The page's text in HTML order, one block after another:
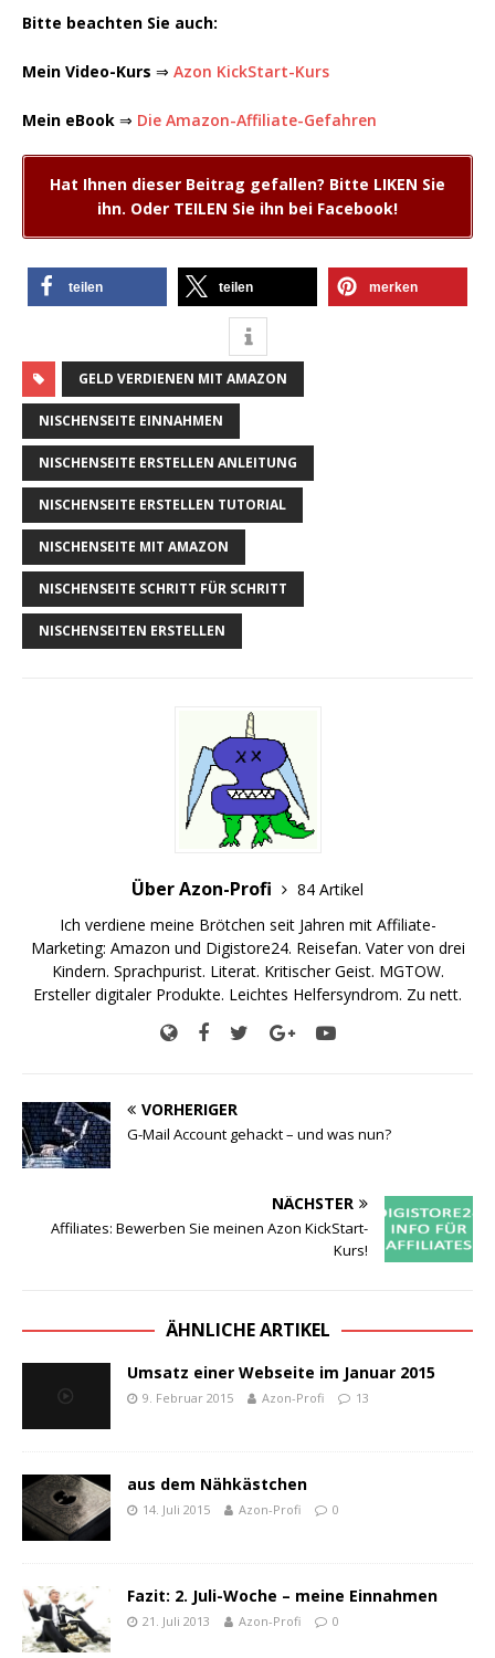
Bitte beachten Sie auch:
Mein Video-Kurs ⇒ Azon KickStart-Kurs
Mein eBook ⇒ Die Amazon-Affiliate-Gefahren
Hat Ihnen dieser Beitrag gefallen? Bitte LIKEN Sie
ihn. Oder TEILEN Sie ihn bei Facebook!
teilen teilen merken
GELD VERDIENEN MIT AMAZON
NISCHENSEITE EINNAHMEN
NISCHENSEITE ERSTELLEN ANLEITUNG
NISCHENSEITE ERSTELLEN TUTORIAL
NISCHENSEITE MIT AMAZON
NISCHENSEITE SCHRITT FÜR SCHRITT
NISCHENSEITEN ERSTELLEN
Über Azon-Profi
84 Artikel
Ich verdiene meine Brötchen seit Jahren mit Affiliate-
Marketing: Amazon und Digistore24. Reisefan. Vater von drei
Kindern. Sprachpurist. Literat. Kritischer Geist. MGTOW.
Ersteller digitaler Produkte. Leichtes Helfersyndrom. Zu nett.
VORHERIGER
G-Mail Account gehackt – und was nun?
NÄCHSTER
Affiliates: Bewerben Sie meinen Azon KickStart-
Kurs!
ÄHNLICHE ARTIKEL
Umsatz einer Webseite im Januar 2015
9. Februar 2015 Azon-Profi 13
aus dem Nähkästchen
14. Juli 2015 Azon-Profi 0
Fazit: 2. Juli-Woche – meine Einnahmen
21. Juli 2013 Azon-Profi 0